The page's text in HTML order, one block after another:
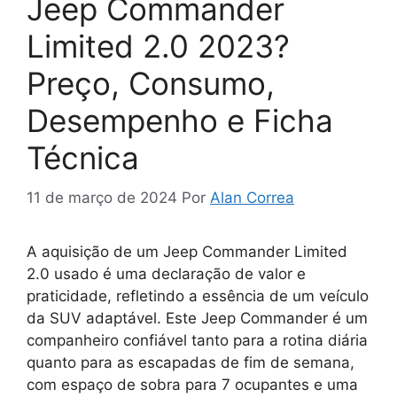
Jeep Commander
Limited 2.0 2023?
Preço, Consumo,
Desempenho e Ficha
Técnica
11 de março de 2024 Por Alan Correa
A aquisição de um Jeep Commander Limited
2.0 usado é uma declaração de valor e
praticidade, refletindo a essência de um veículo
da SUV adaptável. Este Jeep Commander é um
companheiro confiável tanto para a rotina diária
quanto para as escapadas de fim de semana,
com espaço de sobra para 7 ocupantes e uma